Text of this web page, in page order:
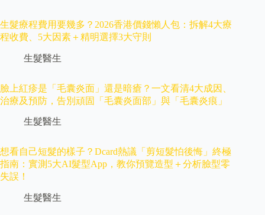
生髮療程費用要幾多？2026香港價錢懶人包：拆解4大療
程收費、5大因素＋精明選擇3大守則
生髮醫生
臉上紅疹是「毛囊炎面」還是暗瘡？一文看清4大成因、
治療及預防，告別頑固「毛囊炎面部」與「毛囊炎痕」
生髮醫生
想看自己短髮的樣子？Dcard熱議「剪短髮怕後悔」終極
指南：實測5大AI髮型App，教你預覽造型＋分析臉型零
失誤！
生髮醫生